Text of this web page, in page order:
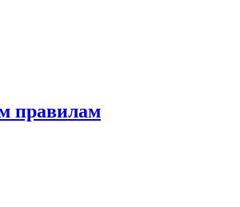
правилам